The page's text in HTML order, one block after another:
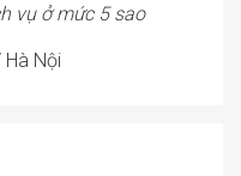
vụ ở mức 5 sao
Hà Nội